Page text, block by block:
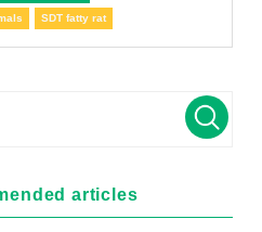
SDT fatty rat
articles